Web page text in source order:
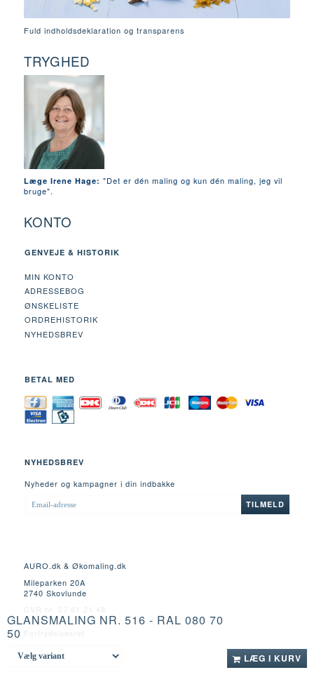
Fuld indholdsdeklaration og transparens
TRYGHED
Læge Irene Hage: "Det er dén maling og kun dén maling, jeg vil
bruge".
KONTO
GENVEJE & HISTORIK
MIN KONTO
ADRESSEBOG
ØNSKELISTE
ORDREHISTORIK
NYHEDSBREV
BETAL MED
NYHEDSBREV
Nyheder og kampagner i din indbakke
ADRESSE
TILMELD
AURO.dk & Økomaling.dk
Mileparken 20A
2740 Skovlunde
GLANSMALING NR. 516 - RAL 080 70
50
LÆG I KURV